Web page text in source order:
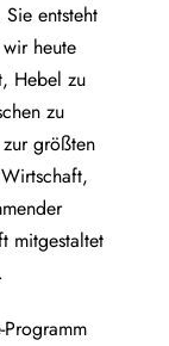
entsteht
heute
Hebel zu
zu
größten
mitgestaltet